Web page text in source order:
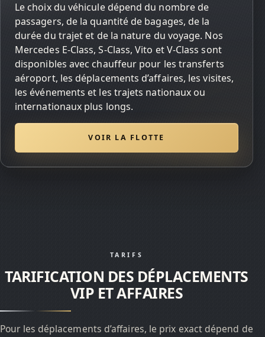
Le choix du véhicule dépend du nombre de
passagers, de la quantité de bagages, de la
durée du trajet et de la nature du voyage. Nos
Mercedes E-Class, S-Class, Vito et V-Class sont
disponibles avec chauffeur pour les transferts
aéroport, les déplacements d’affaires, les visites,
les événements et les trajets nationaux ou
internationaux plus longs.
VOIR LA FLOTTE
TARIFS
TARIFICATION DES DÉPLACEMENTS
VIP ET AFFAIRES
Pour les déplacements d’affaires, le prix exact dépend de